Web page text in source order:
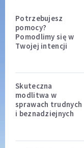
Potrzebujesz
pomocy?
Pomodlimy się w
Twojej intencji
Skuteczna
modlitwa w
sprawach trudnych
i beznadziejnych